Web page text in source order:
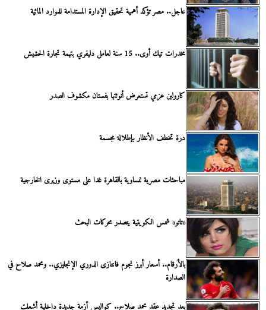
عاجل.. مصر تؤكد أهمية تحقيق الإدارة المستدامة للموارد المائية
مخدرات تيك أوى.. 15 سنة لعامل دليفري بتهمة تجارة الحشيش
كارولين عزمي تستعرض أنوثتها بفستان مكشوف الصدر
درة تخطف الأنظار بإطلالة مجسمة
مباحثات مصرية نمساوية بالقاهرة غدا على مستوى وزيرى الخارجية
«تاتو» شمس الكويتية يتصدر محركات البحث
بالأرقام.. أسعار أبرز نجوم فانتازى الدوري الإنجليزي.. ومحمد صلاح في
الصدارة
بعد تجديد عقد محمد صلاح.. كواليس أزمة جديدة داخلية أشعلت